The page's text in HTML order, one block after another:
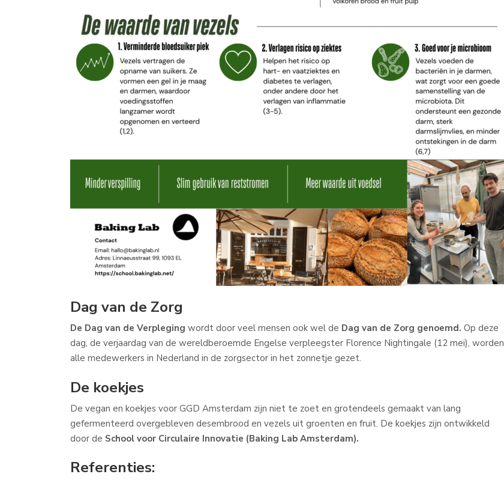
Dag van de Zorg
De Dag van de Verpleging wordt door veel mensen ook wel de Dag van de Zorg genoemd. Op deze
dag, de verjaardag van de wereldberoemde Engelse verpleegster Florence Nightingale (12 mei), worden
alle medewerkers in Nederland in de zorgsector in het zonnetje gezet.
De koekjes
De vegan en koekjes voor GGD Amsterdam zijn niet te zoet en grotendeels gemaakt van lang
gefermenteerd overgebleven desembrood en vezels uit groenten en fruit. De koekjes zijn ontwikkeld
door de School voor Circulaire Innovatie (Baking Lab Amsterdam).
Referenties: